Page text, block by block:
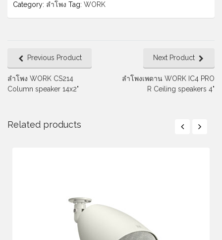
Category: ลำโพง Tag: WORK
Previous Product
ลำโพง WORK CS214
Column speaker 14x2"
Next Product
ลำโพงเพดาน WORK IC4 PRO
R Ceiling speakers 4"
Related products